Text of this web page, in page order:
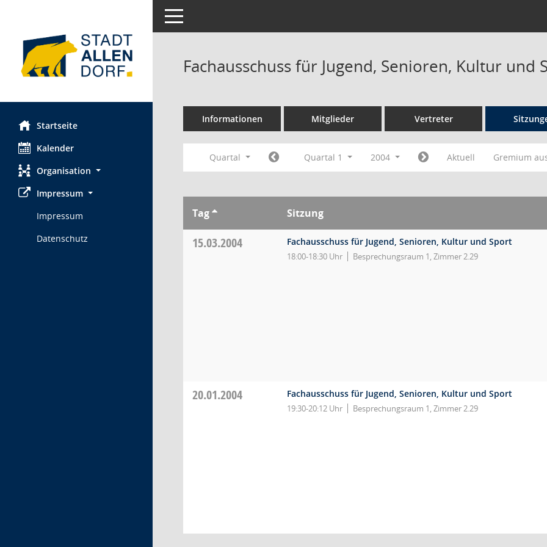
Startseite
Kalender
Organisation
Impressum
Impressum
Datenschutz
Toggle navigation
Fachausschuss für Jugend, Senioren, Kultur und
Informationen Mitglieder Vertreter
Quartal Quartal 1 2004 Aktuell Gremium
Tag Sitzung
15.03.2004 Fachausschuss für Jugend, Senioren, Kultur und Sport
18:00-18:30 Uhr Besprechungsraum 1, Zimmer 2.29
20.01.2004 Fachausschuss für Jugend, Senioren, Kultur und Sport
19:30-20:12 Uhr Besprechungsraum 1, Zimmer 2.29